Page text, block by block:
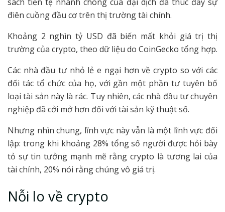
điên cuồng đầu cơ trên thị trường tài chính.
Khoảng 2 nghìn tỷ USD đã biến mất khỏi giá trị thị
trường của crypto, theo dữ liệu do CoinGecko tổng hợp.
Các nhà đầu tư nhỏ lẻ e ngại hơn về crypto so với các
đối tác tổ chức của họ, với gần một phần tư tuyên bố
loại tài sản này là rác. Tuy nhiên, các nhà đầu tư chuyên
nghiệp đã cởi mở hơn đối với tài sản kỹ thuật số.
Nhưng nhìn chung, lĩnh vực này vẫn là một lĩnh vực đối
lập: trong khi khoảng 28% tổng số người được hỏi bày
tỏ sự tin tưởng mạnh mẽ rằng crypto là tương lai của
tài chính, 20% nói rằng chúng vô giá trị.
Nỗi lo về crypto